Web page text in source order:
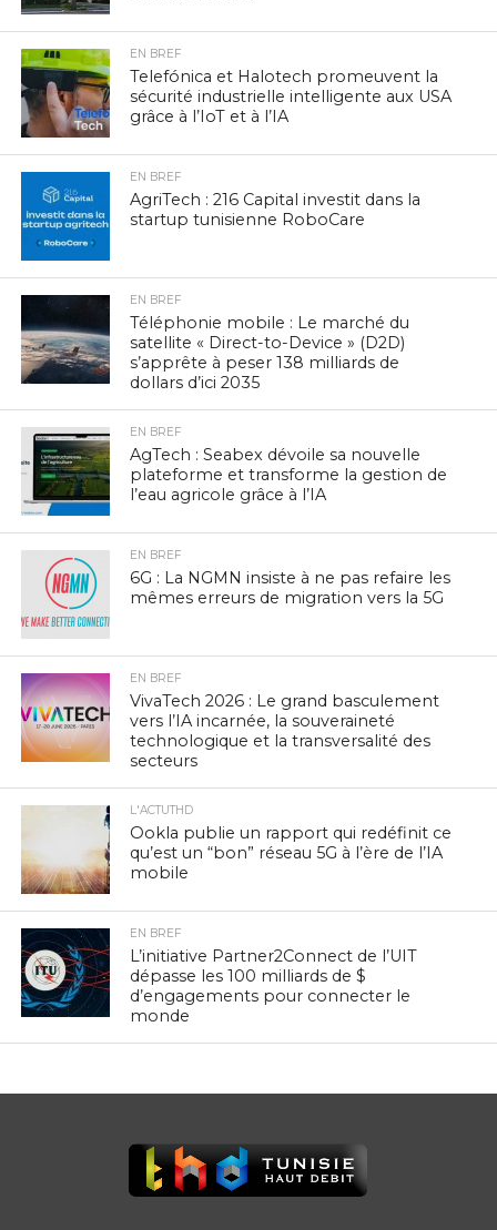
EN BREF
Telefónica et Halotech promeuvent la
sécurité industrielle intelligente aux USA
grâce à l’IoT et à l’IA
EN BREF
AgriTech : 216 Capital investit dans la
startup tunisienne RoboCare
EN BREF
Téléphonie mobile : Le marché du
satellite « Direct-to-Device » (D2D)
s’apprête à peser 138 milliards de
dollars d’ici 2035
EN BREF
AgTech : Seabex dévoile sa nouvelle
plateforme et transforme la gestion de
l’eau agricole grâce à l’IA
EN BREF
6G : La NGMN insiste à ne pas refaire les
mêmes erreurs de migration vers la 5G
EN BREF
VivaTech 2026 : Le grand basculement
vers l’IA incarnée, la souveraineté
technologique et la transversalité des
secteurs
L'ACTUTHD
Ookla publie un rapport qui redéfinit ce
qu’est un “bon” réseau 5G à l’ère de l’IA
mobile
EN BREF
L’initiative Partner2Connect de l’UIT
dépasse les 100 milliards de $
d’engagements pour connecter le
monde